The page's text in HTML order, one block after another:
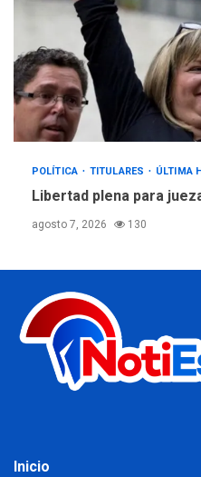
POLÍTICA TITULARES ÚLTIMA
Libertad plena para
agosto 7, 2026 130
Inicio